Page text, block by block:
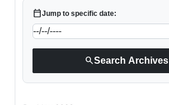
calendar_todayJump to specific date:
searchSearch Archives